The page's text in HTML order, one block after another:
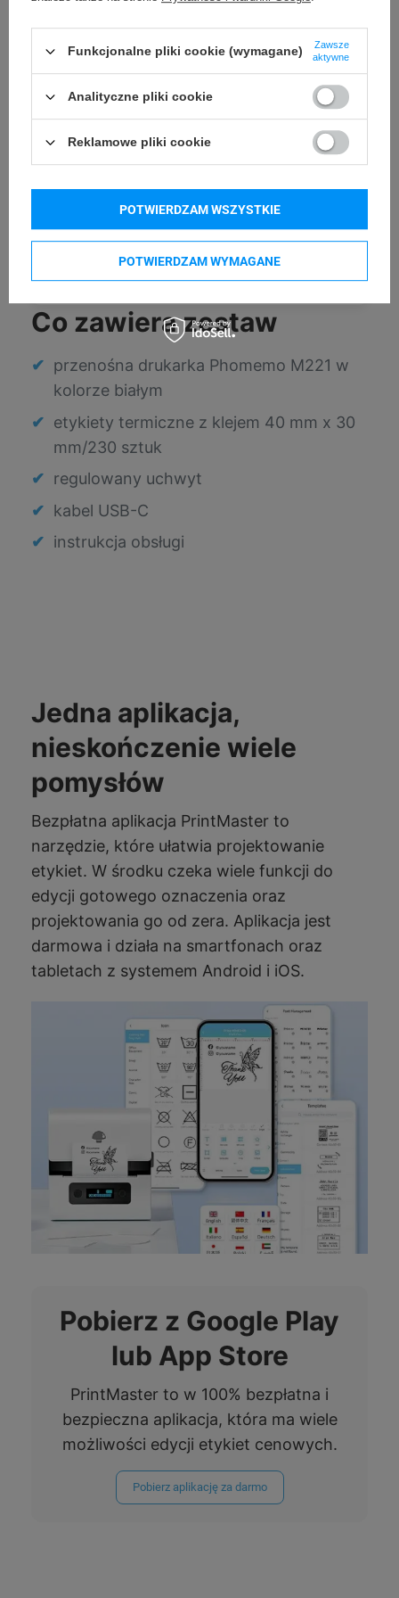
Co zawiera zestaw
przenośna drukarka Phomemo M221 w
kolorze białym
etykiety termiczne z klejem 40 mm x 30
mm/230 sztuk
regulowany uchwyt
kabel USB-C
instrukcja obsługi
Jedna aplikacja,
nieskończenie wiele
pomysłów
Bezpłatna aplikacja PrintMaster to
narzędzie, które ułatwia projektowanie
etykiet. W środku czeka wiele funkcji do
edycji gotowego oznaczenia oraz
projektowania go od zera. Aplikacja jest
darmowa i działa na smartfonach oraz
tabletach z systemem Android i iOS.
Pobierz z Google Play
lub App Store
PrintMaster to w 100% bezpłatna i
bezpieczna aplikacja, która ma wiele
możliwości edycji etykiet cenowych.
Pobierz aplikację za darmo
Funkcjonalne pliki cookie (wymagane)
Zawsze
aktywne
Analityczne pliki cookie
Reklamowe pliki cookie
POTWIERDZAM WYMAGANE
POTWIERDZAM WSZYSTKIE